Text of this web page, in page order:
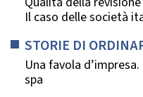
Il caso delle società
STORIE DI
Una favola
spa